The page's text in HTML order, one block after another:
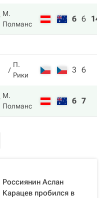
М.
Полманс
6 6 14
П.
Рики
3 6
М.
Полманс
6 7
Россиянин Аслан
Карацев пробился в